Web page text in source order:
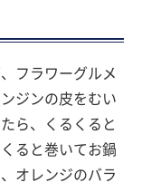
フラワーグルメ
ジンの皮をむい
ら、くるくると
ると巻いてお鍋
オレンジのバラ